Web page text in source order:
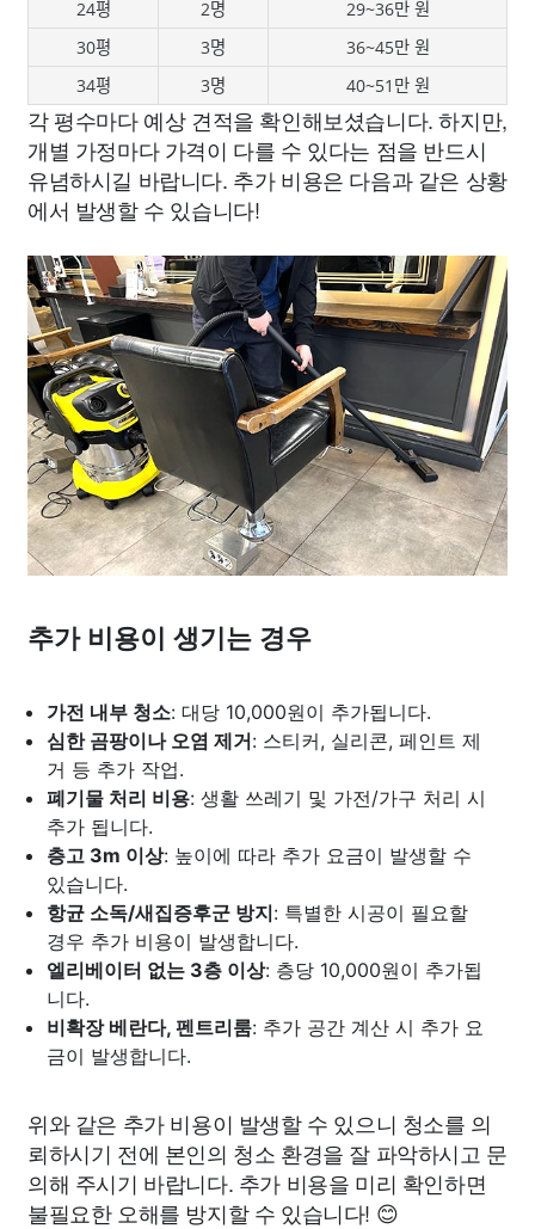
24평 2명
29~36만 원
30평
3명
36~45만 원
34평
3명 40~51만 원
각 평수마다 예상 견적을 확인해보셨습니다. 하지만,
개별 가정마다 가격이 다를 수 있다는 점을 반드시
유념하시길 바랍니다. 추가 비용은 다음과 같은 상황
에서 발생할 수 있습니다!
추가 비용이 생기는 경우
가전 내부 청소: 대당 10,000원이 추가됩니다.
심한 곰팡이나 오염 제거: 스티커, 실리콘, 페인트 제
거 등 추가 작업.
폐기물 처리 비용: 생활 쓰레기 및 가전/가구 처리 시
추가 됩니다.
층고 3m 이상: 높이에 따라 추가 요금이 발생할 수
있습니다.
항균 소독/새집증후군 방지: 특별한 시공이 필요할
경우 추가 비용이 발생합니다.
엘리베이터 없는 3층 이상: 층당 10,000원이 추가됩
니다.
비확장 베란다, 펜트리룸: 추가 공간 계산 시 추가 요
금이 발생합니다.
위와 같은 추가 비용이 발생할 수 있으니 청소를 의
뢰하시기 전에 본인의 청소 환경을 잘 파악하시고 문
의해 주시기 바랍니다. 추가 비용을 미리 확인하면
불필요한 오해를 방지할 수 있습니다! 😊